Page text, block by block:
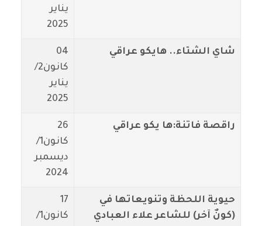
يناير
2025
شاي الشتاء.. هايكو عراقي
04
كانون2/
يناير
2025
راقصة فاتنة:ها يكو عراقي
26
كانون1/
ديسمبر
2024
حيوية اللحظة وتنويعاتها في
(كونٌ آخر) للشاعر علاء العبادي
17
كانون1/